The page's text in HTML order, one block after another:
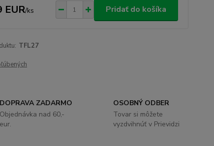
EUR/ks Pridať do košíka
TFL27
DOPRAVA ZADARMO
Objednávka nad 60,-
eur.
OSOBNÝ ODBER
Tovar si môžete
vyzdvihnúť v Prievidzi